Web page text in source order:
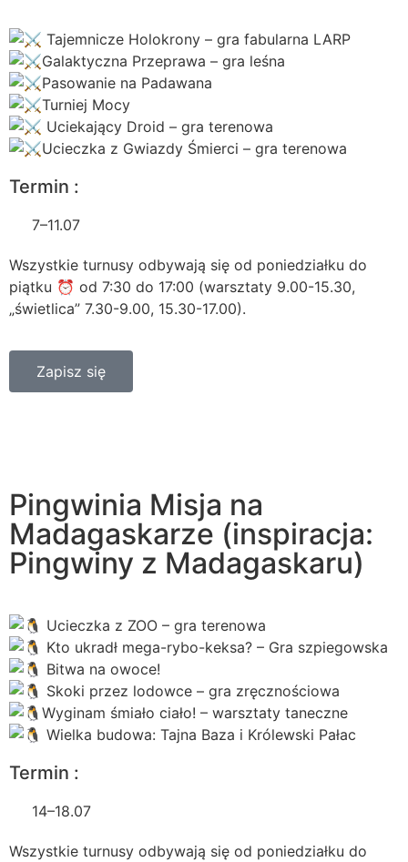
Tajemnicze Holokrony – gra fabularna LARP
Galaktyczna Przeprawa – gra leśna
Pasowanie na Padawana
Turniej Mocy
Uciekający Droid – gra terenowa
Ucieczka z Gwiazdy Śmierci – gra terenowa
Termin :
7–11.07
Wszystkie turnusy odbywają się od poniedziałku do
piątku ⏰ od 7:30 do 17:00 (warsztaty 9.00-15.30,
„świetlica” 7.30-9.00, 15.30-17.00).
Zapisz się
Pingwinia Misja na
Madagaskarze (inspiracja:
Pingwiny z Madagaskaru)
Ucieczka z ZOO – gra terenowa
Kto ukradł mega-rybo-keksa? – Gra szpiegowska
Bitwa na owoce!
Skoki przez lodowce – gra zręcznościowa
Wyginam śmiało ciało! – warsztaty taneczne
Wielka budowa: Tajna Baza i Królewski Pałac
Termin :
14–18.07
Wszystkie turnusy odbywają się od poniedziałku do